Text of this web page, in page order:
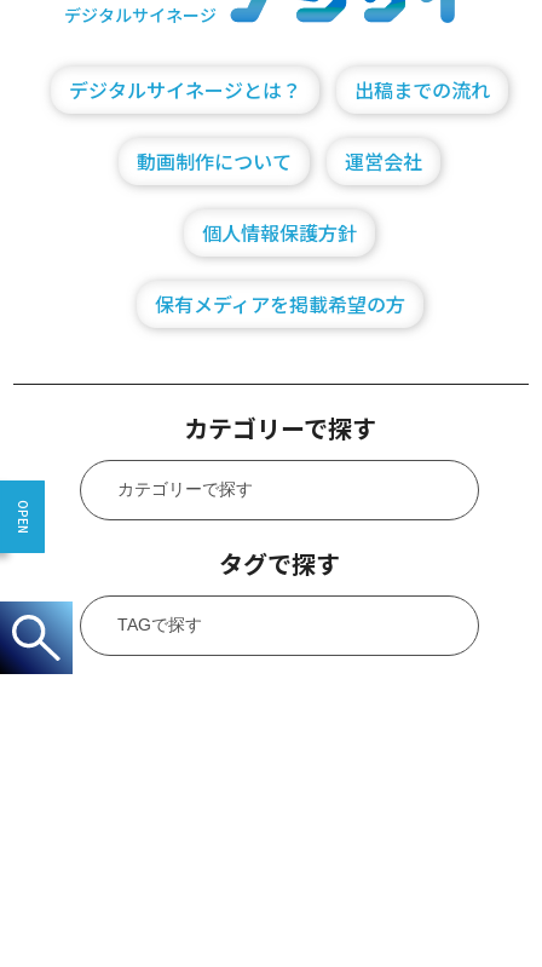
デジタルサイネージ
デジタルサイネージとは？ 出稿までの流れ
動画制作について 運営会社
個人情報保護方針
保有メディアを掲載希望の方
カテゴリーで探す
タグで探す